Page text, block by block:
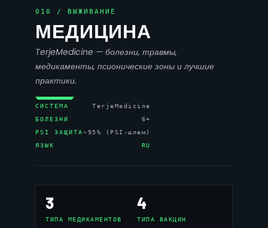
010 / ВЫЖИВАНИЕ
МЕДИЦИНА
TerjeMedicine — болезни, травмы,
медикаменты, псионические зоны и лучшие
практики.
СИСТЕМА
TerjeMedicine
БОЛЕЗНИ
6+
PSI ЗАЩИТА~95% (PSI-шлем)
ЯЗЫК
RU
3
ТИПА МЕДИКАМЕНТОВ
4
ТИПА ВАКЦИН